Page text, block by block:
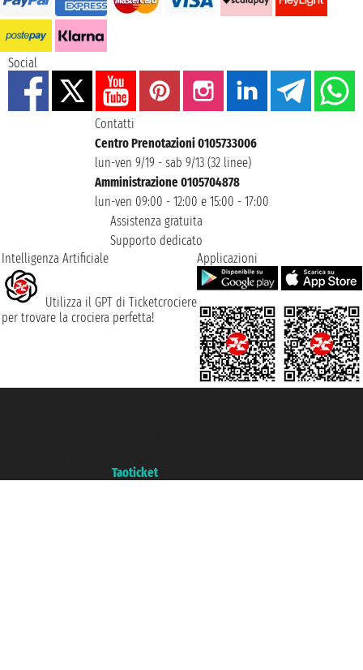
Social
Contatti
Centro Prenotazioni 0105733006
lun-ven 9/19 - sab 9/13 (32 linee)
Amministrazione 0105704878
lun-ven 09:00 - 12:00 e 15:00 - 17:00
Assistenza gratuita
Supporto dedicato
Intelligenza Artificiale
Utilizza il GPT di Ticketcrociere
per trovare la crociera perfetta!
Applicazioni
Taoticket